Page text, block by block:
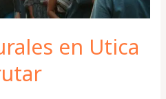
en Utica